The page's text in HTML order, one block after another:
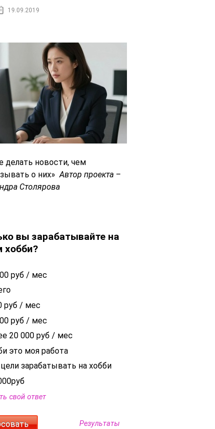
19.09.2019
делать новости, чем
о них»Автор проекта –
Столярова
вы зарабатывайте на
хобби?
руб / мес
руб / мес
руб / мес
20 000 руб / мес
это моя работа
зарабатывать на хобби
свой ответ
Результаты